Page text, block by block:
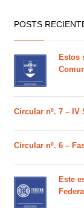
POSTS
Estos
Circular nº. 7 – IV
Circular nº. 6 –
Este